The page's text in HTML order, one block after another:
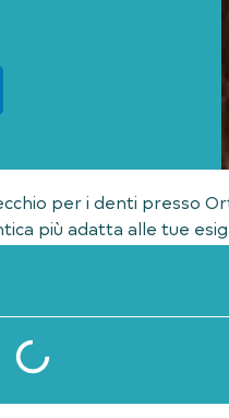
per i denti presso
più adatta alle tue